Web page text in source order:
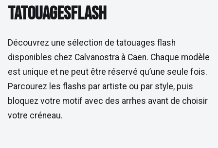
Valentine
Antoinette
Sane2
Tatouages Flash
TATOUAGES FLASH
TATOUAGESFLASH
Découvrez une sélection de tatouages flash
disponibles chez Calvanostra à Caen. Chaque modèle
est unique et ne peut être réservé qu’une seule fois.
Parcourez les flashs par artiste ou par style, puis
bloquez votre motif avec des arrhes avant de choisir
votre créneau.